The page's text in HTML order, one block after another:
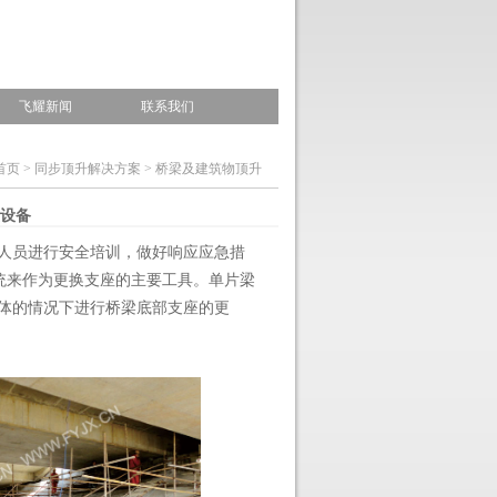
飞耀新闻 联系我们
页 > 同步顶升解决方案 > 桥梁及建筑物顶升
备
员进行安全培训，做好响应应急措
作为更换支座的主要工具。单片梁
的情况下进行桥梁底部支座的更